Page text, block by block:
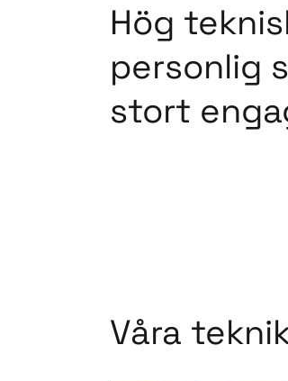
Hög
personlig
stort
Våra